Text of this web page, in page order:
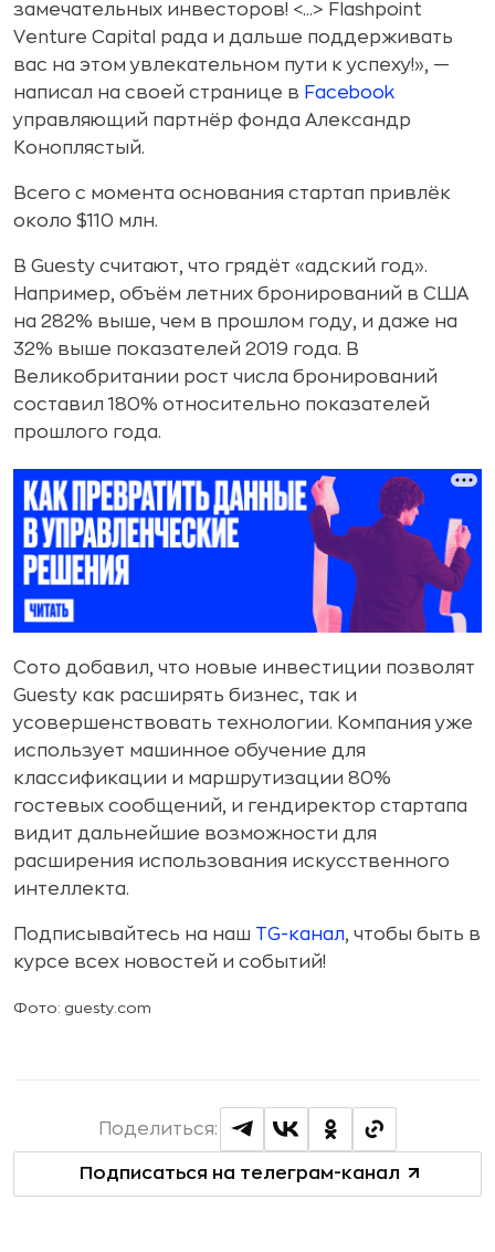
замечательных инвесторов! <...> Flashpoint
Venture Capital рада и дальше поддерживать
вас на этом увлекательном пути к успеху!», —
написал на своей странице в Facebook
управляющий партнёр фонда Александр
Коноплястый.
Всего с момента основания стартап привлёк
около $110 млн.
В Guesty считают, что грядёт «адский год».
Например, объём летних бронирований в США
на 282% выше, чем в прошлом году, и даже на
32% выше показателей 2019 года. В
Великобритании рост числа бронирований
составил 180% относительно показателей
прошлого года.
Сото добавил, что новые инвестиции позволят
Guesty как расширять бизнес, так и
усовершенствовать технологии. Компания уже
использует машинное обучение для
классификации и маршрутизации 80%
гостевых сообщений, и гендиректор стартапа
видит дальнейшие возможности для
расширения использования искусственного
интеллекта.
Подписывайтесь на наш TG-канал, чтобы быть в
курсе всех новостей и событий!
Фото: guesty.com
Подписаться на телеграм-канал
Поделиться: